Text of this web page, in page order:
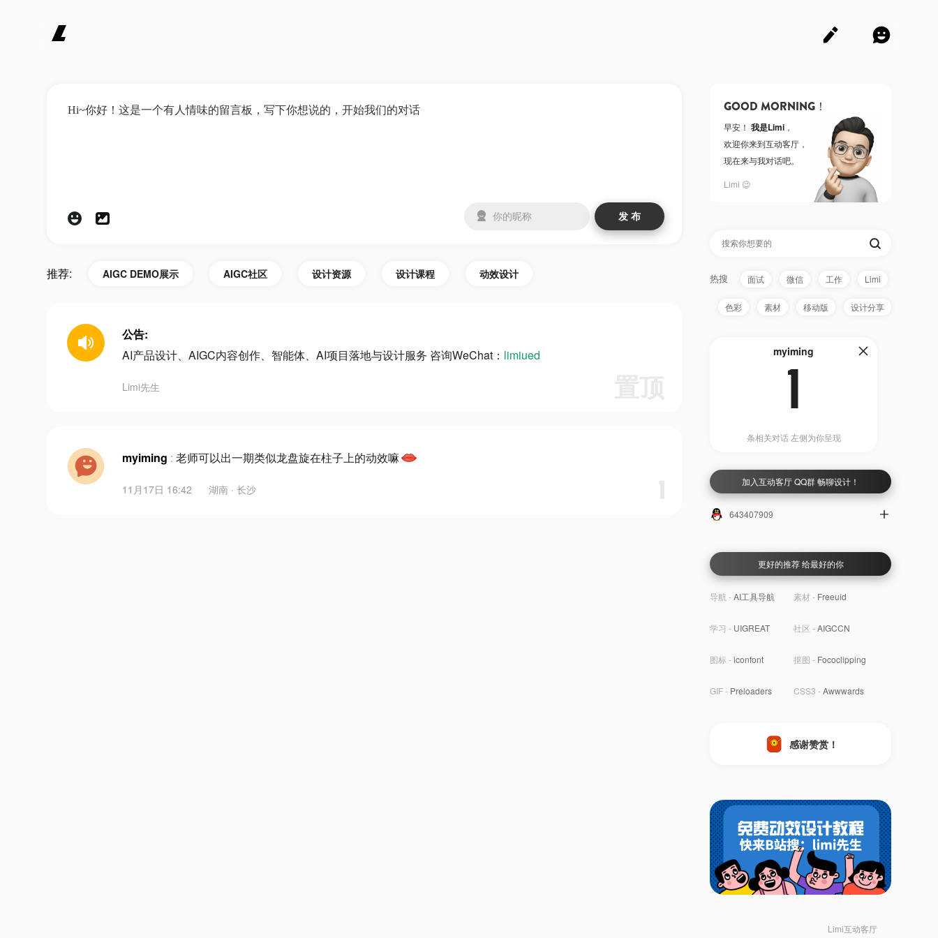
推荐: AIGC DEMO展示 AIGC社区 设计资源 设计课程 动效设计
公告:
AI产品设计、AIGC内容创作、智能体、AI项目落地与设计服务 咨询WeChat： limiued
Limi先生
myiming : 老师可以出一期类似龙盘旋在柱子上的动效嘛
11月17日 16:42 湖南 · 长沙
GOOD MORNING！
早安！ 我是Limi ，
欢迎你来到互动客厅，
现在来与我对话吧。
Limi 😉
热搜 面试 微信 工作 Limi
色彩 素材 移动版 设计分享
myiming
1
条相关对话 左侧为你呈现
加入互动客厅 QQ群 畅聊设计！
643407909
更好的推荐 给最好的你
导航 -AI工具导航 素材 - Freeuid
学习 - UIGREAT 社区 -AIGCCN
图标 -iconfont 抠图 - Fococlipping
GIF - Preloaders CSS3 -Awwwards
感谢赞赏！
Limi互动客厅